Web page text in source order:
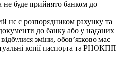
не буде прийнято банком до
й не є розпорядником рахунку та
окументи до банку або у наданих
відбулися зміни, обов’язково має
уальні копії паспорта та РНОКПП